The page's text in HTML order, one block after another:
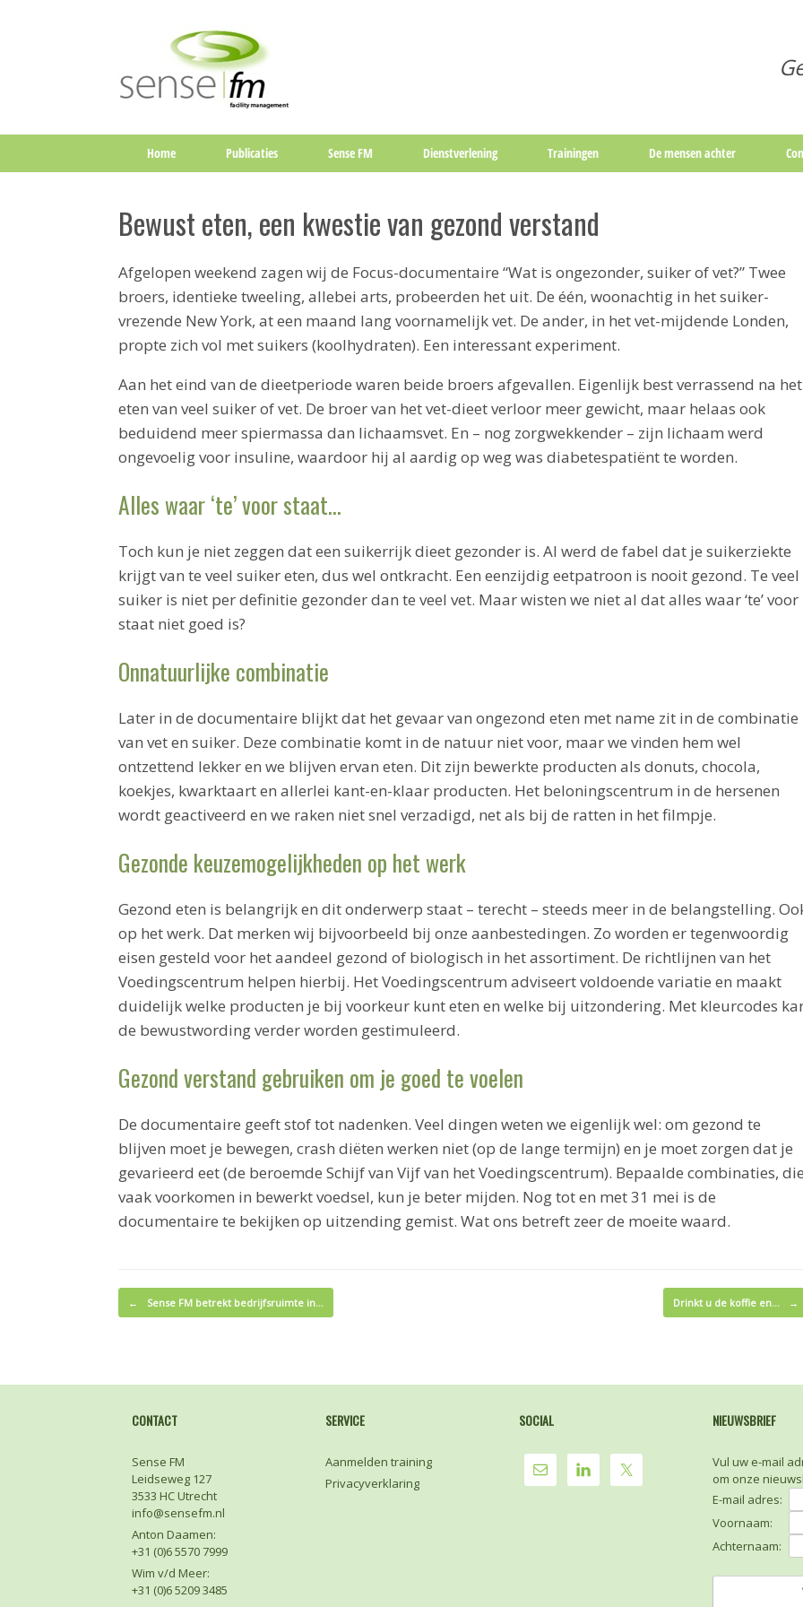
Home Publicaties Sense FM Dienstverlening Trainingen De mensen achter
Bewust eten, een kwestie van gezond verstand
Afgelopen weekend zagen wij de Focus-documentaire “Wat is ongezonder, suiker of vet?” Twee
broers, identieke tweeling, allebei arts, probeerden het uit. De één, woonachtig in het suiker-
vrezende New York, at een maand lang voornamelijk vet. De ander, in het vet-mijdende Londen,
propte zich vol met suikers (koolhydraten). Een interessant experiment.
Aan het eind van de dieetperiode waren beide broers afgevallen. Eigenlijk best verrassend na het
eten van veel suiker of vet. De broer van het vet-dieet verloor meer gewicht, maar helaas ook
beduidend meer spiermassa dan lichaamsvet. En – nog zorgwekkender – zijn lichaam werd
ongevoelig voor insuline, waardoor hij al aardig op weg was diabetespatiënt te worden.
Alles waar ‘te’ voor staat…
Toch kun je niet zeggen dat een suikerrijk dieet gezonder is. Al werd de fabel dat je suikerziekte
krijgt van te veel suiker eten, dus wel ontkracht. Een eenzijdig eetpatroon is nooit gezond. Te veel
suiker is niet per definitie gezonder dan te veel vet. Maar wisten we niet al dat alles waar ‘te’ voor
staat niet goed is?
Onnatuurlijke combinatie
Later in de documentaire blijkt dat het gevaar van ongezond eten met name zit in de combinatie
van vet en suiker. Deze combinatie komt in de natuur niet voor, maar we vinden hem wel
ontzettend lekker en we blijven ervan eten. Dit zijn bewerkte producten als donuts, chocola,
koekjes, kwarktaart en allerlei kant-en-klaar producten. Het beloningscentrum in de hersenen
wordt geactiveerd en we raken niet snel verzadigd, net als bij de ratten in het filmpje.
Gezonde keuzemogelijkheden op het werk
Gezond eten is belangrijk en dit onderwerp staat – terecht – steeds meer in de belangstelling.
op het werk. Dat merken wij bijvoorbeeld bij onze aanbestedingen. Zo worden er tegenwoordig
eisen gesteld voor het aandeel gezond of biologisch in het assortiment. De richtlijnen van het
Voedingscentrum helpen hierbij. Het Voedingscentrum adviseert voldoende variatie en maakt
duidelijk welke producten je bij voorkeur kunt eten en welke bij uitzondering. Met kleurcodes
de bewustwording verder worden gestimuleerd.
Gezond verstand gebruiken om je goed te voelen
De documentaire geeft stof tot nadenken. Veel dingen weten we eigenlijk wel: om gezond te
blijven moet je bewegen, crash diëten werken niet (op de lange termijn) en je moet zorgen dat je
gevarieerd eet (de beroemde Schijf van Vijf van het Voedingscentrum). Bepaalde combinaties, die
vaak voorkomen in bewerkt voedsel, kun je beter mijden. Nog tot en met 31 mei is de
documentaire te bekijken op uitzending gemist. Wat ons betreft zeer de moeite waard.
Bericht navigatie
← Sense FM betrekt bedrijfsruimte in… Drinkt u de koffie en… →
CONTACT
Sense FM
Leidseweg 127
3533 HC Utrecht
info@sensefm.nl
Anton Daamen:
+31 (0)6 5570 7999
Wim v/d Meer:
+31 (0)6 5209 3485
SERVICE
Aanmelden training
Privacyverklaring
SOCIAL NIEUWSBRIEF
Vul uw e-mail
om onze
E-mail adres:
Voornaam:
Achternaam: